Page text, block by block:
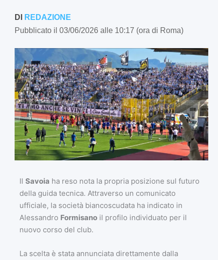
DI REDAZIONE
Pubblicato il 03/06/2026 alle 10:17 (ora di Roma)
Il Savoia ha reso nota la propria posizione sul futuro
della guida tecnica. Attraverso un comunicato
ufficiale, la società biancoscudata ha indicato in
Alessandro Formisano il profilo individuato per il
nuovo corso del club.
La scelta è stata annunciata direttamente dalla